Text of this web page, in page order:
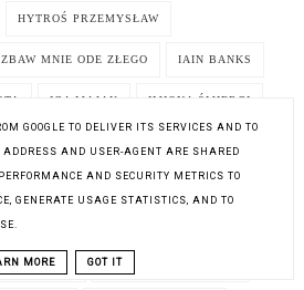
HYTROŚ PRZEMYSŁAW
MNIE ODE ZŁEGO IAIN BANKS
IGA MAJAK IMIONA ŚMIERCI
INTRUZI INTRYGA
OPDYKE IRENEUSZ ORŁOWSKI
GOOGLE TO DELIVER ITS SERVICES AND TO
AND USER-AGENT ARE SHARED
AND SECURITY METRICS TO
GENERATE USAGE STATISTICS, AND TO
MORE GOT IT